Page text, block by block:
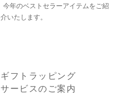
今年のベストセラーアイテムをご紹
介いたします。
ギフトラッピング
サービスのご案内